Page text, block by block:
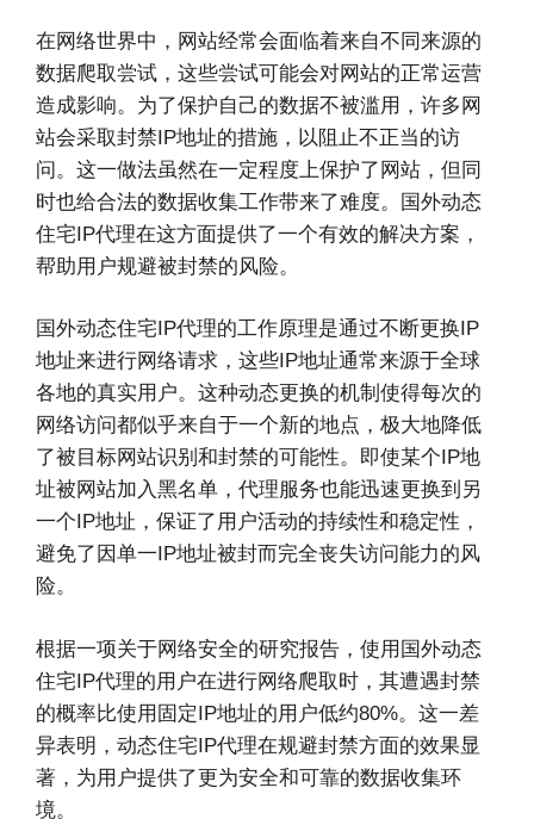
在网络世界中，网站经常会面临着来自不同来源的
数据爬取尝试，这些尝试可能会对网站的正常运营
造成影响。为了保护自己的数据不被滥用，许多网
站会采取封禁IP地址的措施，以阻止不正当的访
问。这一做法虽然在一定程度上保护了网站，但同
时也给合法的数据收集工作带来了难度。国外动态
住宅IP代理在这方面提供了一个有效的解决方案，
帮助用户规避被封禁的风险。
国外动态住宅IP代理的工作原理是通过不断更换IP
地址来进行网络请求，这些IP地址通常来源于全球
各地的真实用户。这种动态更换的机制使得每次的
网络访问都似乎来自于一个新的地点，极大地降低
了被目标网站识别和封禁的可能性。即使某个IP地
址被网站加入黑名单，代理服务也能迅速更换到另
一个IP地址，保证了用户活动的持续性和稳定性，
避免了因单一IP地址被封而完全丧失访问能力的风
险。
根据一项关于网络安全的研究报告，使用国外动态
住宅IP代理的用户在进行网络爬取时，其遭遇封禁
的概率比使用固定IP地址的用户低约80%。这一差
异表明，动态住宅IP代理在规避封禁方面的效果显
著，为用户提供了更为安全和可靠的数据收集环
境。